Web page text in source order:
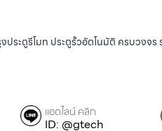
ระตูรีโมท ประตูรั้วอัตโนมัติ ครบวงจร
แอดไลน์ คลิก
ID: @gtech